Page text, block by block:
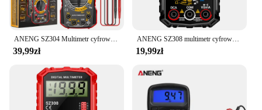
ANENG SZ304 Multimetr cyfrowy Duży ekran Detektor napięcia Miernik rezystancji napięcia Wielofunkcyjne ręczne narzędzia elektryczne
39,99zł
ANENG SZ308 multimetr cyfrowy 1999 zliczeń woltomierz AC/DC amperomierz tester napięcia miernik rezystancji HFE trioda brzęczyk multimetr
19,99zł